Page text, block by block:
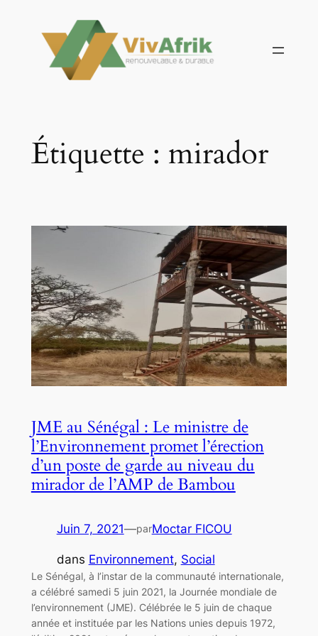
contenu
Étiquette : mirador
JME au Sénégal : Le ministre de
l’Environnement promet l’érection
d’un poste de garde au niveau du
mirador de l’AMP de Bambou
Juin 7, 2021—parMoctar FICOU
dans Environnement, Social
Le Sénégal, à l’instar de la communauté internationale,
a célébré samedi 5 juin 2021, la Journée mondiale de
l’environnement (JME). Célébrée le 5 juin de chaque
année et instituée par les Nations unies depuis 1972,